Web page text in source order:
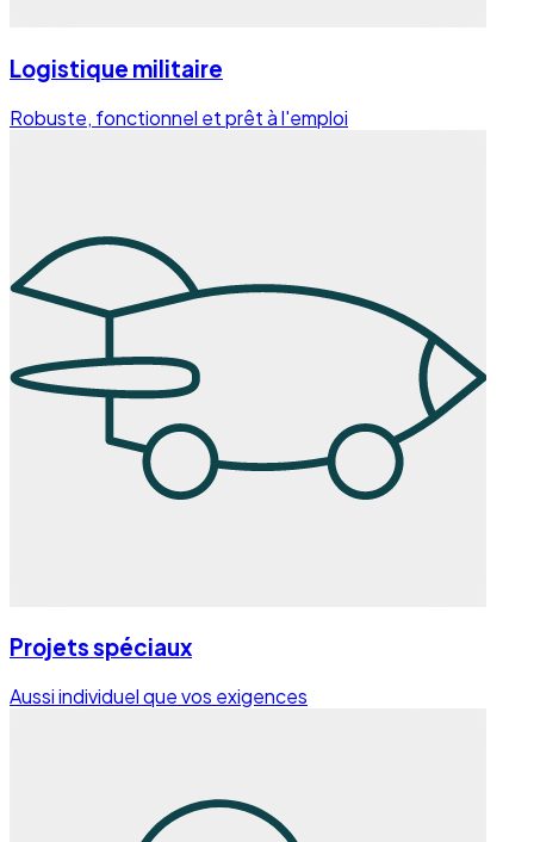
Logistique militaire
Robuste, fonctionnel et prêt à l'emploi
Projets spéciaux
Aussi individuel que vos exigences